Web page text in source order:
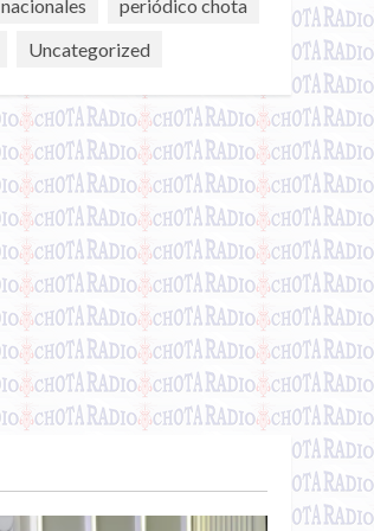
nacionales
periódico chota
Uncategorized